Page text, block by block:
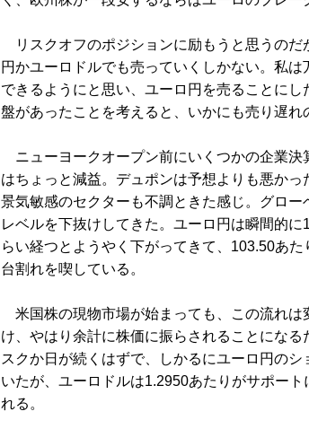
リスクオフのポジションに励もうと思うのだ
円かユーロドルでも売っていくしかない。私
できるようにと思い、ユーロ円を売ることに
盤があったことを考えると、いかにも売り遅れ
ニューヨークオープン前にいくつかの企業決
はちょっと減益。デュポンは予想よりも悪か
景気敏感のセクターも不調ときた感じ。グロ
レベルを下抜けしてきた。ユーロ円は瞬間的
らい経つとようやく下がってきて、103.50あ
台割れを喫している。
米国株の現物市場が始まっても、この流れは
け、やはり余計に株価に振らされることにな
スクか日が続くはずで、しかるにユーロ円の
いたが、ユーロドルは1.2950あたりがサポー
れる。